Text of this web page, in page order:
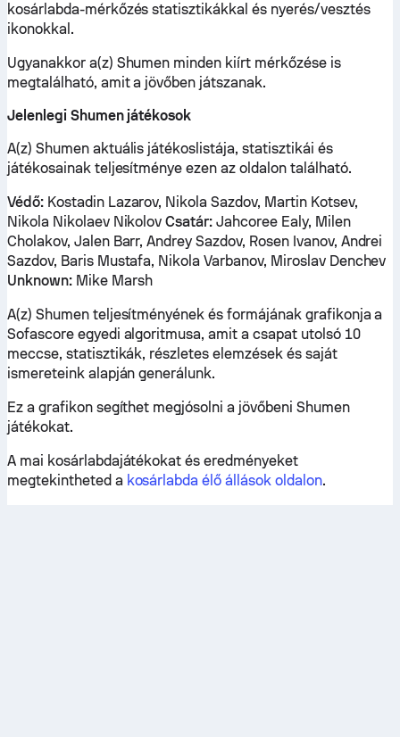
kosárlabda-mérkőzés statisztikákkal és nyerés/vesztés
ikonokkal.
Ugyanakkor a(z) Shumen minden kiírt mérkőzése is
megtalálható, amit a jövőben játszanak.
Jelenlegi Shumen játékosok
A(z) Shumen aktuális játékoslistája, statisztikái és
játékosainak teljesítménye ezen az oldalon található.
Védő:Kostadin Lazarov, Nikola Sazdov, Martin Kotsev,
Nikola Nikolaev NikolovCsatár: Jahcoree Ealy, Milen
Cholakov, Jalen Barr, Andrey Sazdov, Rosen Ivanov, Andrei
Sazdov, Baris Mustafa, Nikola Varbanov, Miroslav Denchev
Unknown:Mike Marsh
A(z) Shumen teljesítményének és formájának grafikonja a
Sofascore egyedi algoritmusa, amit a csapat utolsó 10
meccse, statisztikák, részletes elemzések és saját
ismereteink alapján generálunk.
Ez a grafikon segíthet megjósolni a jövőbeni Shumen
játékokat.
A mai kosárlabdajátékokat és eredményeket
megtekintheted a kosárlabda élő állások oldalon.